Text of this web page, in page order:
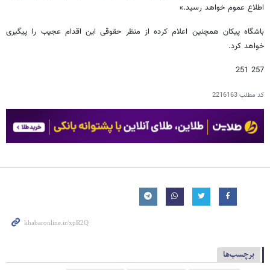
اطلاع عموم خواهد رسید.»
باشگاه پیکان همچنین اعلام کرده از منظر حقوقی این اقدام عجیب را پیگیری
خواهد کرد.
257 251
کد مطلب2216163
برچسب‌ها